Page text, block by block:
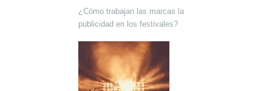
¿Cómo trabajan las marcas la
publicidad en los festivales?